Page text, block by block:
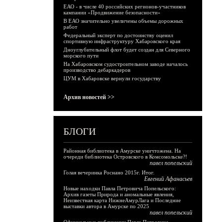
ЕАО - в числе 40 российских регионов-участников
кампании «Продвижение безопасности»
В ЕАО значительно увеличены объемы дорожных
работ
Федеральный эксперт по достоинству оценил
спортивную инфраструктуру Хабаровского края
Дноуглубительный флот будет создан для Северного
морского пути
На Хабаровском судостроительном заводе началось
производство дебаркадеров
ЦУМ в Хабаровске вернули государству
Архив новостей >>
БЛОГИ
Районная библиотека в Амурске уничтожена. На
очереди библиотека Островского в Комсомольске?!
павел попельский
Голая вечеринка Роснано 2015г. Итог.
Евгений Афанасьев
Новые находки Павла Петровича Попельского:
Архив газеты Природа и аномальные явления,
Неизвестная карта НижнеАмурЛага и Последние
выставки автора в Амурске по 2025
павел попельский